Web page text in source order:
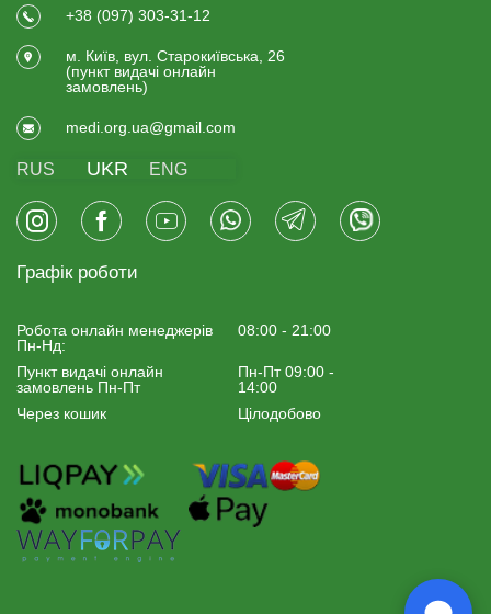
+38 (097) 303-31-12
м. Київ, вул. Старокиївська, 26
(пункт видачi онлайн
замовлень)
medi.org.ua@gmail.com
RUS UKR ENG
Графік роботи
Робота онлайн менеджерiв
Пн-Нд:
08:00 - 21:00
Пункт видачі онлайн
замовлень Пн-Пт
Пн-Пт 09:00 -
14:00
Через кошик
Цілодобово